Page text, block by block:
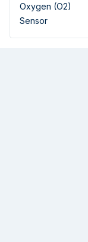
Oxygen (O2)
Sensor